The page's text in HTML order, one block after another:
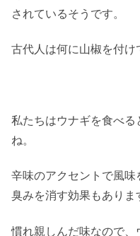
されているそうです。
古代人は何に山椒を付け
私たちはウナギを食べ
ね。
辛味のアクセントで風
臭みを消す効果もありま
慣れ親しんだ味なので、